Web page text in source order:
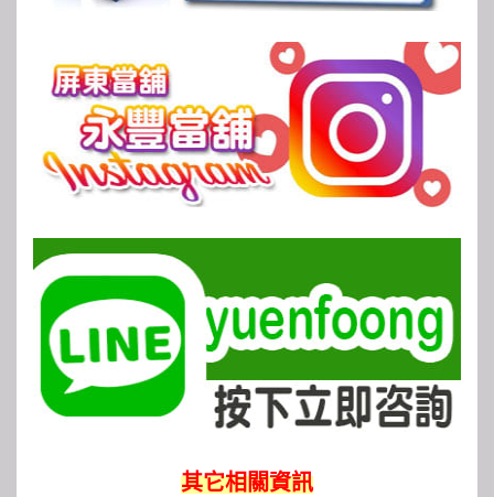
其它相關資訊